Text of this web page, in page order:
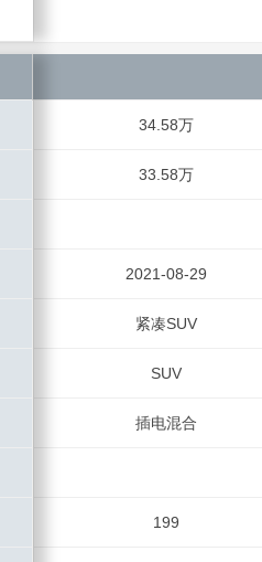
34.58万
33.58万
2021-08-29
紧凑SUV
SUV
插电混合
199